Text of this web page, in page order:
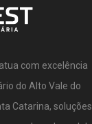
com excelência
do Alto Vale do
Catarina, soluções